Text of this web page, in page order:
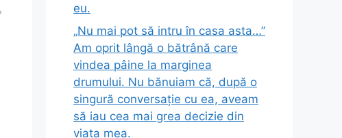
eu.
„Nu mai pot să intru în casa asta…”
Am oprit lângă o bătrână care
vindea pâine la marginea
drumului. Nu bănuiam că, după o
singură conversație cu ea, aveam
să iau cea mai grea decizie din
viața mea.